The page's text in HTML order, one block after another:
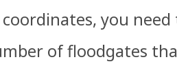
you need
of floodgates